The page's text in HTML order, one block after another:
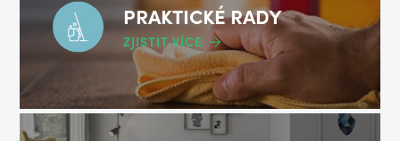
PRAKTICKÉ RADY
ZJISTIT VÍCE